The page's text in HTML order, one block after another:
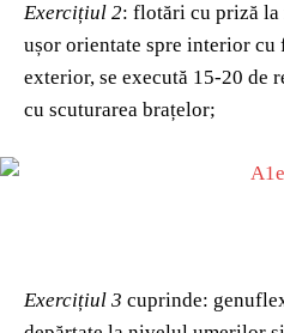
Exercițiul 2: flotări cu priză
ușor orientate spre interior cu
exterior, se execută 15-20 de
cu scuturarea brațelor;
Exercițiul 3 cuprinde: